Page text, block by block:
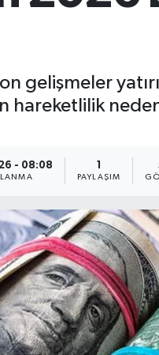
gelişmeler
hareketlilik
- 08:08 1
PAYLAŞIM